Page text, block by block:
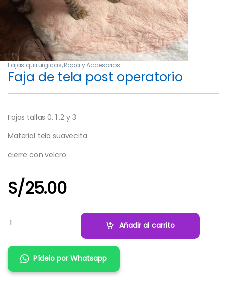
Fajas quirurgicas,Ropa y Accesorios
Faja de tela post operatorio
Fajas tallas 0, 1 ,2 y 3
Material tela suavecita
cierre con velcro
S/25.00
Cantidad:
Añadir al carrito
Pídelo por Whatsapp